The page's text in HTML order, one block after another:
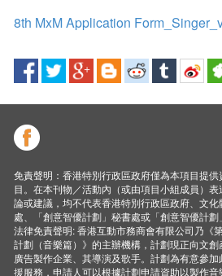
8th MxM Application
免責聲明：香港特別行政區政府僅為本項目提
目。在本刊物／活動內（或由項目小組成員）
論或建議，均不代表香港特別行政區政府、文
處、「創意智優計劃」秘書處或「創意智優計劃
法律免責聲明: 香港互動市務商會有限公司乃《
計劃（音樂篇）》的主辦機構，計劃現正向文
廣告製作企業、其導演及歌手。計劃為有意參
援服務，申請人可以根據計劃申請資助以製作